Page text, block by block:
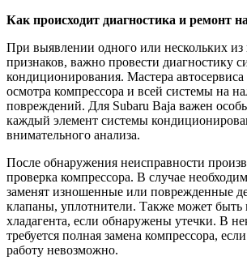
Как происходит диагностика и ремонт
При выявлении одного или нескольких
признаков, важно провести диагностику
кондиционирования. Мастера
осмотра компрессора и всей системы на
повреждений. Для Subaru Baja важен
каждый элемент системы
внимательного анализа.
После обнаружения неисправности
проверка компрессора. В случае
заменят изношенные или поврежденные
клапаны, уплотнители. Также может быть
хладагента, если обнаружены утечки. В
требуется полная замена компрессора,
работу невозможно.